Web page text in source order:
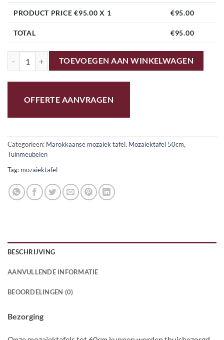
PRODUCT PRICE €95.00 X 1 €95.00
TOTAL €95.00
02A 50cm mozaiektafel simple Blauw/Beige aantal
TOEVOEGEN AAN WINKELWAGEN
OFFERTE AANVRAGEN
Categorieën: Marokkaanse mozaiek tafel, Mozaiektafel 50cm,
Tuinmeubelen
Tag: mozaiektafel
BESCHRIJVING
AANVULLENDE INFORMATIE
BEOORDELINGEN (0)
Bezorging